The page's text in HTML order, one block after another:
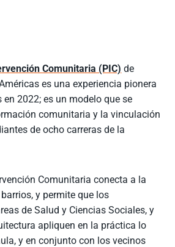
Comunitaria (PIC) de
es una experiencia pionera
2022; es un modelo que se
comunitaria y la vinculación
de ocho carreras de la
Comunitaria conecta a la
y permite que los
de Salud y Ciencias Sociales, y
apliquen en la práctica lo
y en conjunto con los vecinos